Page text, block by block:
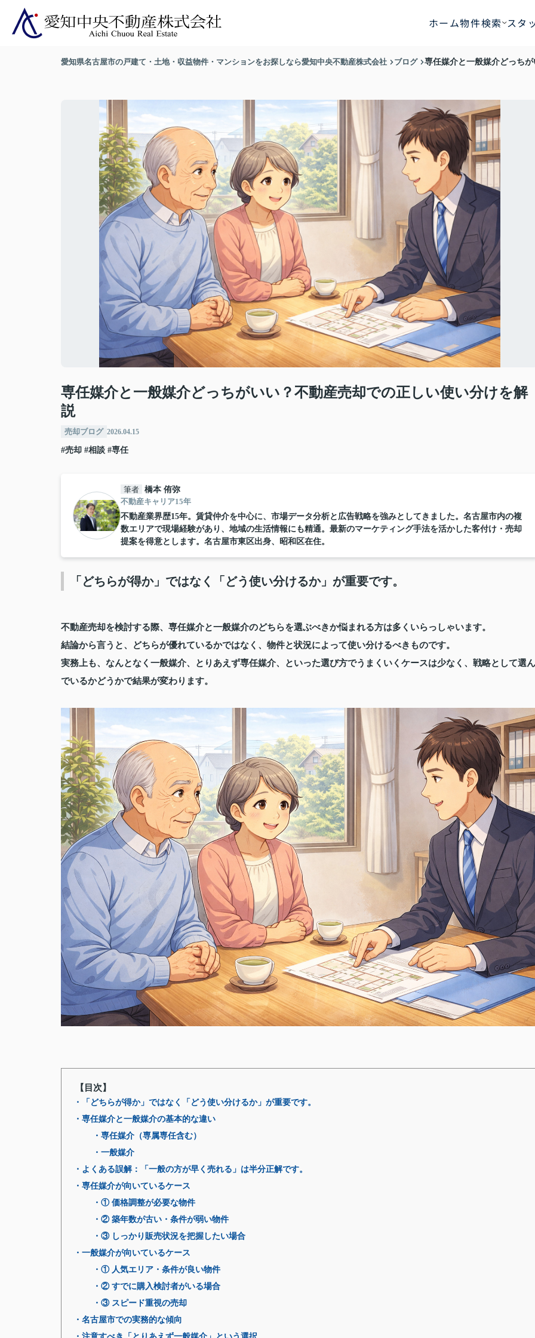
ホーム物件検索 スタ
愛知県名古屋市の戸建て・土地・収益物件・マンションをお探しなら愛知中央不動産株式会社 ブログ 専任媒介と一般媒介どっち
専任媒介と一般媒介どっちがいい？不動産売却での正しい使い分けを解
説
売却ブログ 2026.04.15
#売却 #相談 #専任
筆者 橋本 侑弥
不動産キャリア15年
不動産業界歴15年。賃貸仲介を中心に、市場データ分析と広告戦略を強みとしてきました。名古屋市内の複
数エリアで現場経験があり、地域の生活情報にも精通。最新のマーケティング手法を活かした客付け・売却
提案を得意とします。名古屋市東区出身、昭和区在住。
「どちらが得か」ではなく「どう使い分けるか」が重要です。
不動産売却を検討する際、専任媒介と一般媒介のどちらを選ぶべきか悩まれる方は多くいらっしゃいます。
結論から言うと、どちらが優れているかではなく、物件と状況によって使い分けるべきものです。
実務上も、なんとなく一般媒介、とりあえず専任媒介、といった選び方でうまくいくケースは少なく、戦略として選ん
でいるかどうかで結果が変わります。
【目次】
・「どちらが得か」ではなく「どう使い分けるか」が重要です。
・専任媒介と一般媒介の基本的な違い
・専任媒介（専属専任含む）
・一般媒介
・よくある誤解：「一般の方が早く売れる」は半分正解です。
・専任媒介が向いているケース
・① 価格調整が必要な物件
・② 築年数が古い・条件が弱い物件
・③ しっかり販売状況を把握したい場合
・一般媒介が向いているケース
・① 人気エリア・条件が良い物件
・② すでに購入検討者がいる場合
・③ スピード重視の売却
・名古屋市での実務的な傾向